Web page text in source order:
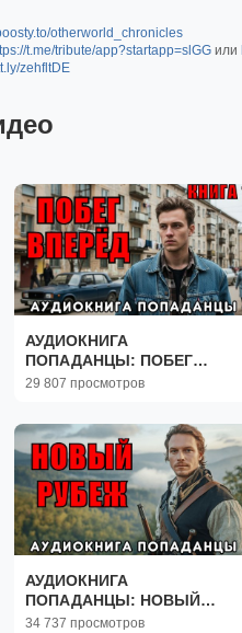
otherworld_chronicles
t.me/tribute/app?startapp=slGG или
zehfltDE
АУДИОКНИГА
ПОПАДАНЦЫ: ПОБЕГ
ВПЕРЁД
29 807 просмотров
АУДИОКНИГА
ПОПАДАНЦЫ: НОВЫЙ
РУБЕЖ
34 737 просмотров